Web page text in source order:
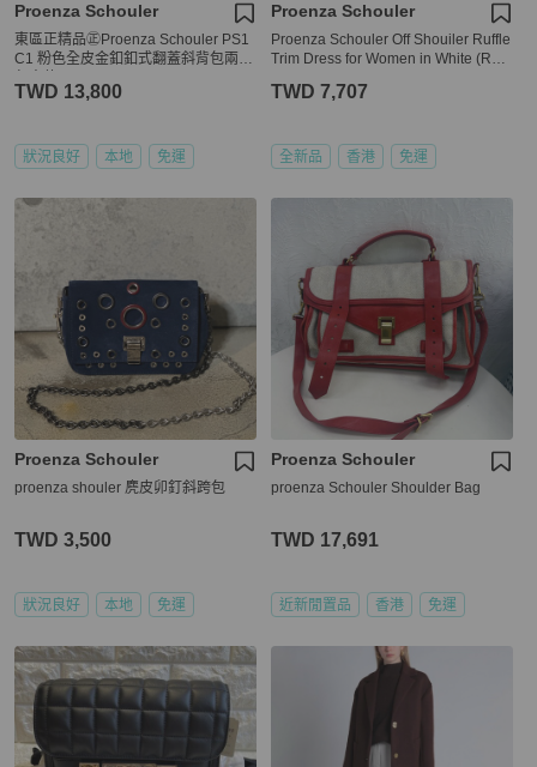
Proenza Schouler
東區正精品㊣Proenza Schouler PS1
C1 粉色全皮金釦釦式翻蓋斜背包兩用
TWD 13,800
狀況良好 本地 免運
Proenza Schouler
Proenza Schouler Off Shouiler Ruffle
Trim Dress for Women in White (R17
TWD 7,707
全新品 香港 免運
Proenza Schouler
proenza shouler 麂皮卯釘斜跨包
TWD 3,500
狀況良好 本地 免運
Proenza Schouler
proenza Schouler Shoulder Bag
TWD 17,691
近新閒置品 香港 免運